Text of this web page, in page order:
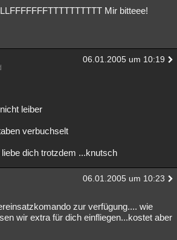
Mir bitteee!
06.01.2005 um 10:19
leiber
verbuchselt
dich trotzdem ...knutsch
06.01.2005 um 10:23
zur verfügung.... wie
wir extra für dich einfliegen...kostet aber